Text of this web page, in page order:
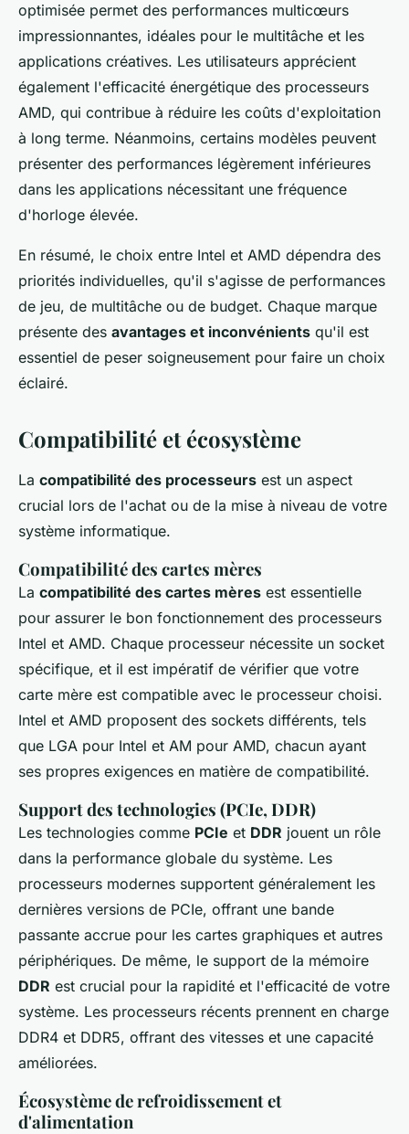
optimisée permet des performances multicœurs
impressionnantes, idéales pour le multitâche et les
applications créatives. Les utilisateurs apprécient
également l'efficacité énergétique des processeurs
AMD, qui contribue à réduire les coûts d'exploitation
à long terme. Néanmoins, certains modèles peuvent
présenter des performances légèrement inférieures
dans les applications nécessitant une fréquence
d'horloge élevée.
En résumé, le choix entre Intel et AMD dépendra des
priorités individuelles, qu'il s'agisse de performances
de jeu, de multitâche ou de budget. Chaque marque
présente des avantages et inconvénients qu'il est
essentiel de peser soigneusement pour faire un choix
éclairé.
Compatibilité et écosystème
La compatibilité des processeurs est un aspect
crucial lors de l'achat ou de la mise à niveau de votre
système informatique.
Compatibilité des cartes mères
La compatibilité des cartes mères est essentielle
pour assurer le bon fonctionnement des processeurs
Intel et AMD. Chaque processeur nécessite un socket
spécifique, et il est impératif de vérifier que votre
carte mère est compatible avec le processeur choisi.
Intel et AMD proposent des sockets différents, tels
que LGA pour Intel et AM pour AMD, chacun ayant
ses propres exigences en matière de compatibilité.
Support des technologies (PCIe, DDR)
Les technologies comme PCIe et DDR jouent un rôle
dans la performance globale du système. Les
processeurs modernes supportent généralement les
dernières versions de PCIe, offrant une bande
passante accrue pour les cartes graphiques et autres
périphériques. De même, le support de la mémoire
DDR est crucial pour la rapidité et l'efficacité de votre
système. Les processeurs récents prennent en charge
DDR4 et DDR5, offrant des vitesses et une capacité
améliorées.
Écosystème de refroidissement et
d'alimentation